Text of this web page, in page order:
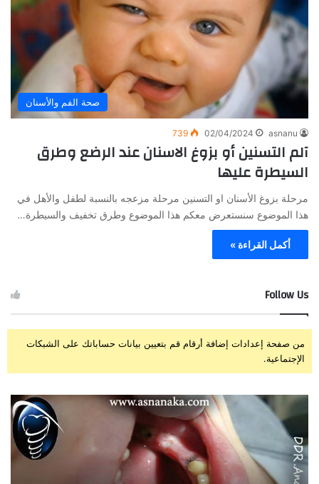
صحة الفم والأسنان
asnanu
02/04/2024
739
آلم التسنين أو بزوغ الاسنان عند الرضع وطرق
السيطرة عليها
مرحلة بزوغ الأسنان او التسنين مرحلة مزعجه بالنسبة لطفل والأهل في
هذا الموضوع سنستعرض معكم هذا الموضوع وطرق تخفيف والسيطرة…
أكمل القراءة »
Follow Us
من صفحة إعدادات إضافة أرقام قم بتعيين بيانات حساباتك على الشبكات
الإجتماعية.
ع
ة